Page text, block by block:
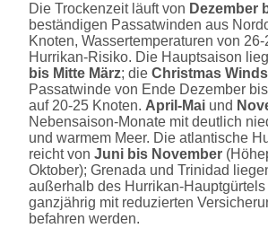
Die Trockenzeit läuft von Dezember
beständigen Passatwinden aus
Knoten, Wassertemperaturen von 26-
Hurrikan-Risiko. Die Hauptsaison
bis Mitte März; die Christmas Winds
Passatwinde von Ende Dezember
auf 20-25 Knoten. April-Mai und
Nebensaison-Monate mit deutlich
und warmem Meer. Die atlantische
reicht von Juni bis November
Oktober); Grenada und Trinidad
außerhalb des Hurrikan-
ganzjährig mit reduzierten
befahren werden.